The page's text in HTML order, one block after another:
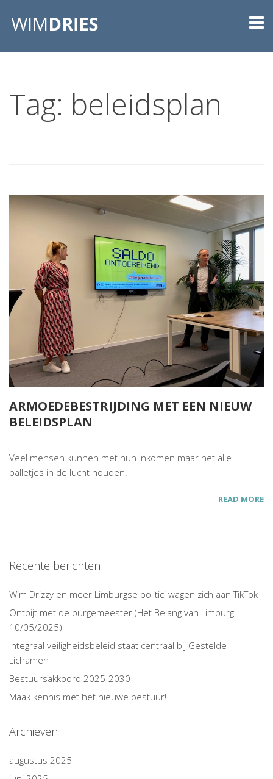
Tag: beleidsplan
ARMOEDEBESTRIJDING MET EEN NIEUW
BELEIDSPLAN
Veel mensen kunnen met hun inkomen maar net alle
balletjes in de lucht houden.
READ MORE
Recente berichten
Wim Drizzy en meer Limburgse politici wagen zich aan TikTok
Ontbijt met de burgemeester (Het Belang van Limburg
10/05/2025)
Integraal veiligheidsbeleid staat centraal bij Gestelde
Lichamen
Bestuursakkoord 2025-2030
Maak kennis met het nieuwe bestuur!
Archieven
augustus 2025